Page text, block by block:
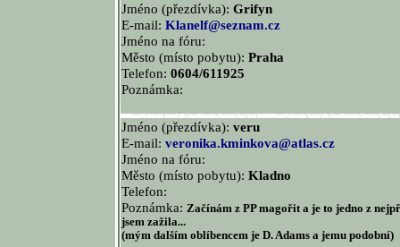
Jméno (přezdívka): Grifyn
E-mail: Klanelf@seznam.cz
Jméno na fóru:
Město (místo pobytu): Praha
Telefon: 0604/611925
Poznámka:
Jméno (přezdívka): veru
E-mail: veronika.kminkova@atlas.cz
Jméno na fóru:
Město (místo pobytu): Kladno
Telefon:
Poznámka: Začínám z PP magořit a je to jedno z
jsem zažila...
(mým dalším oblíbencem je D. Adams a jemu podobní)